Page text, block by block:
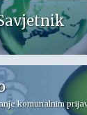
komunalnim